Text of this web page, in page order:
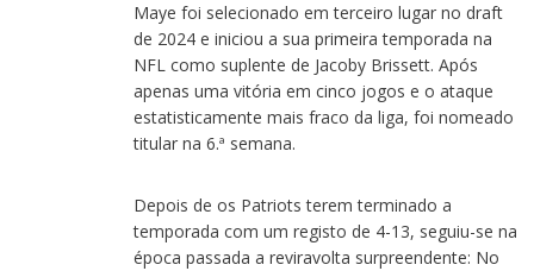
Maye foi selecionado em terceiro lugar no draft
de 2024 e iniciou a sua primeira temporada na
NFL como suplente de Jacoby Brissett. Após
apenas uma vitória em cinco jogos e o ataque
estatisticamente mais fraco da liga, foi nomeado
titular na 6.ª semana.
Depois de os Patriots terem terminado a
temporada com um registo de 4-13, seguiu-se na
época passada a reviravolta surpreendente: No